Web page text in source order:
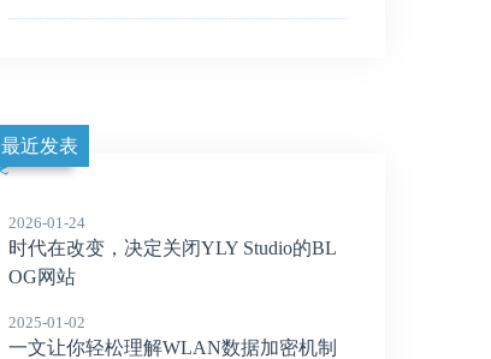
最近发表
2026-01-24
时代在改变，决定关闭YLY Studio的BL
OG网站
2025-01-02
一文让你轻松理解WLAN数据加密机制